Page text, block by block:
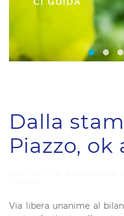
Dalla
Piazzo, ok
Via libera unanime al